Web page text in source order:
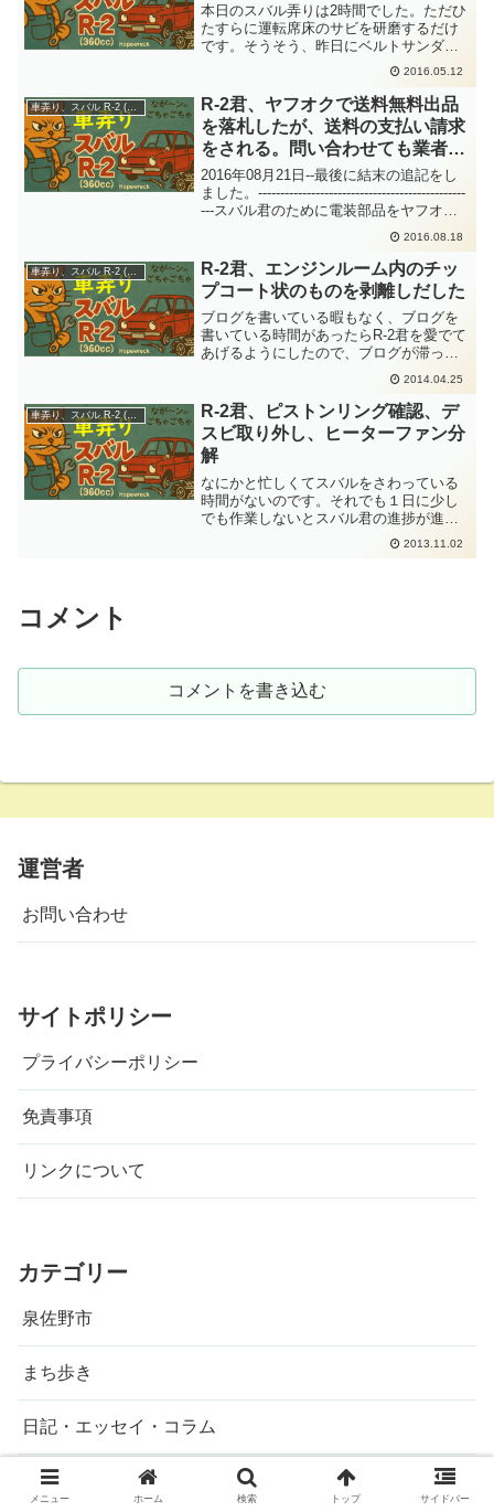
本日のスバル弄りは2時間でした。ただひ
たすらに運転席床のサビを研磨するだけ
です。そうそう、昨日にベルトサンダー
を掃除したのだから、ちょっと試してみ
ました。「ギャギャギャー」異音はなく
なりサビ研磨できるのですが....サビに思
いっきり浸食され...
2016.05.12
R-2君、ヤフオクで送料無料出品
を落札したが、送料の支払い請求
をされる。問い合わせても業者は
だんまり中
2016年08月21日--最後に結末の追記をし
ました。-----------------------------------------------
---スバル君のために電装部品をヤフオク
で落札しました。落札日は８月11日で
2016.08.18
車弄り、スバル R-2 (360cc)
R-2君、エンジンルーム内のチッ
プコート状のものを剥離しだした
ブログを書いている暇もなく、ブログを
書いている時間があったらR-2君を愛でて
あげるようにしたので、ブログが滞って
もうしわけありません。そして、これは
昨日のネタになります。４月24日の作業
は、エンジンルーム内をどう攻略するか
改めて検討してみて...
2014.04.25
R-2君、ピストンリング確認、デ
スビ取り外し、ヒーターファン分
解
なにかと忙しくてスバルをさわっている
時間がないのです。それでも１日に少し
でも作業しないとスバル君の進捗が進み
ません。ってことで、仕事の合間にちょ
ろちょろと作業をすることにした。 まず
2013.11.02
コメント
コメントを書き込む
運営者
お問い合わせ
サイトポリシー
プライバシーポリシー
免責事項
リンクについて
カテゴリー
泉佐野市
まち歩き
日記・エッセイ・コラム
家財の修理
メニュー ホーム 検索 トップ サイドバー